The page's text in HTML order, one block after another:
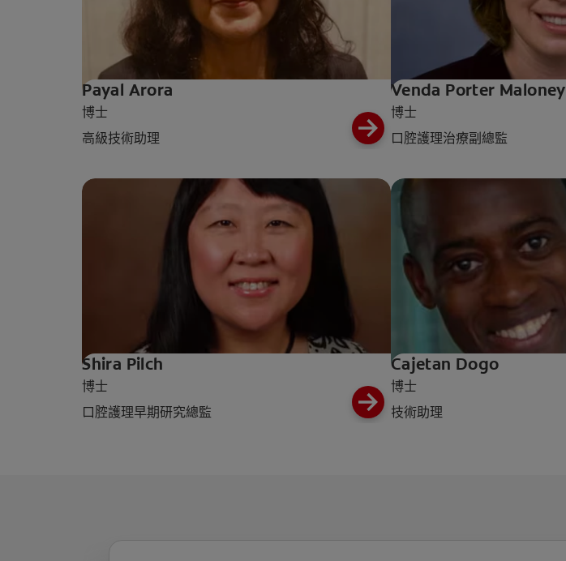
Payal Arora
博士
高級技術助理
Venda Porter Maloney
博士
口腔護理治療副總監
Shira Pilch
博士
口腔護理早期研究總監
Cajetan Dogo
博士
技術助理